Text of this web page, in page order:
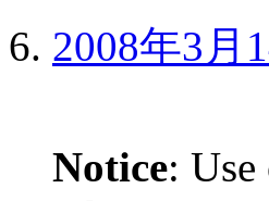
2008年3月
Notice: Use